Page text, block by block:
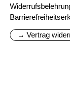
→ Vertrag